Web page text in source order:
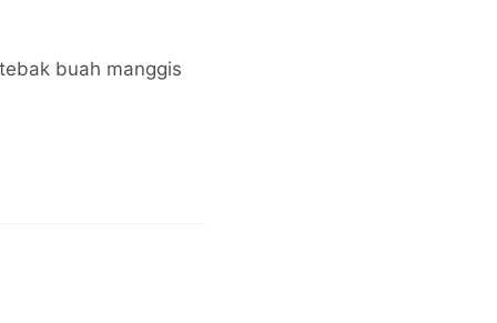
buah manggis